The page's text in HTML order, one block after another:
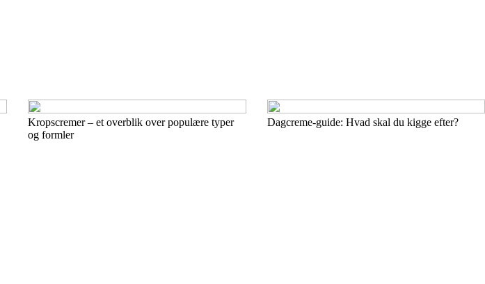
Kropscremer – et overblik over populære typer
og formler
Dagcreme-guide: Hvad skal du kigge efter?